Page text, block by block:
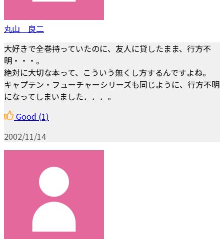
丸山 良二
大好きで全巻持っていたのに、友人に貸したまま、行方不
明・・・。
絶対に大切な本って、こういう無くし方するんですよね。
キャプテン・フューチャーシリーズも同じように、行方不明
になってしまいました．．．。
Good (1)
2002/11/14